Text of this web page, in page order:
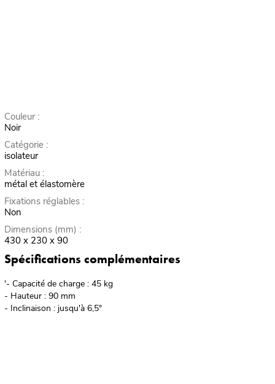
Couleur :
Noir
Catégorie :
isolateur
Matériau :
métal et élastomère
Fixations réglables :
Non
Dimensions (mm) :
430 x 230 x 90
Spécifications complémentaires
'- Capacité de charge : 45 kg
- Hauteur : 90 mm
- Inclinaison : jusqu'à 6,5°